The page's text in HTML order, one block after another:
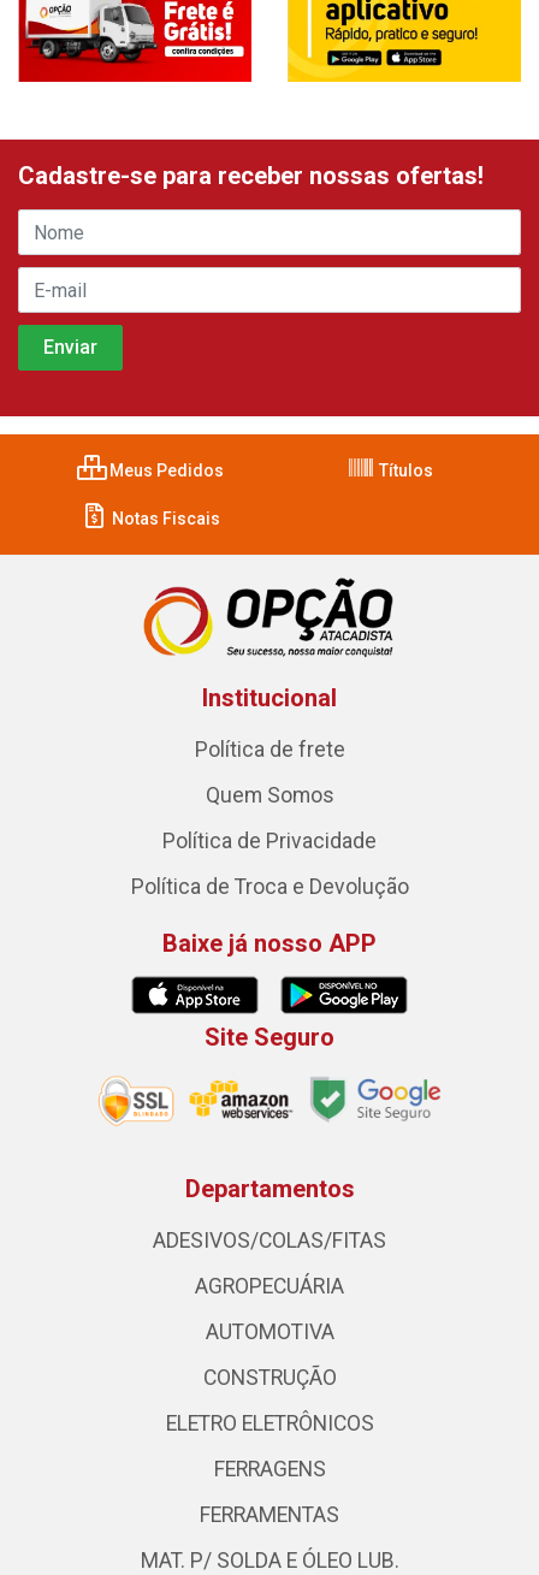
Cadastre-se para receber nossas ofertas!
Meus Pedidos Títulos
Notas Fiscais
Institucional
Política de frete
Quem Somos
Política de Privacidade
Política de Troca e Devolução
Baixe já nosso APP
Site Seguro
Departamentos
ADESIVOS/COLAS/FITAS
AGROPECUÁRIA
AUTOMOTIVA
CONSTRUÇÃO
ELETRO ELETRÔNICOS
FERRAGENS
FERRAMENTAS
MAT. P/ SOLDA E ÓLEO LUB.